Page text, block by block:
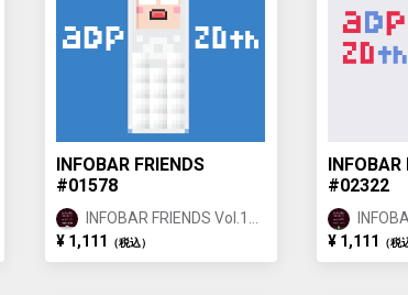
INFOBAR FRIENDS
#01578
INFOBAR FRIENDS Vol.1
ANNIN ①
¥ 1,111 （税込）
#02322
¥ 1,111 （税